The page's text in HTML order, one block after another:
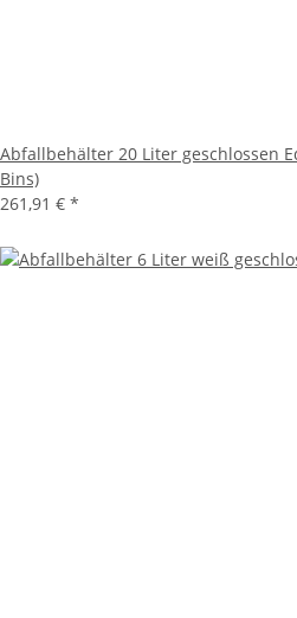
Abfallbehälter 20 Liter geschlossen
Bins)
261,91 € *